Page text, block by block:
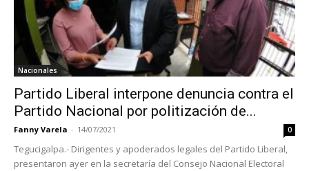
Nacionales
Partido Liberal interpone denuncia contra el
Partido Nacional por politización de...
Fanny Varela - 14/07/2021 0
Tegucigalpa.- Dirigentes y apoderados legales del Partido Liberal,
presentaron ayer en la secretaría del Consejo Nacional Electoral